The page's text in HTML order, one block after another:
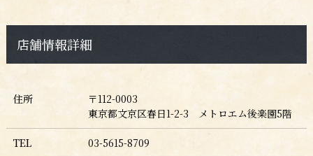
店舗情報詳細
住所
〒112-0003
東京都文京区春日1-2-3 メトロエム後楽園5階
TEL 03-5615-8709